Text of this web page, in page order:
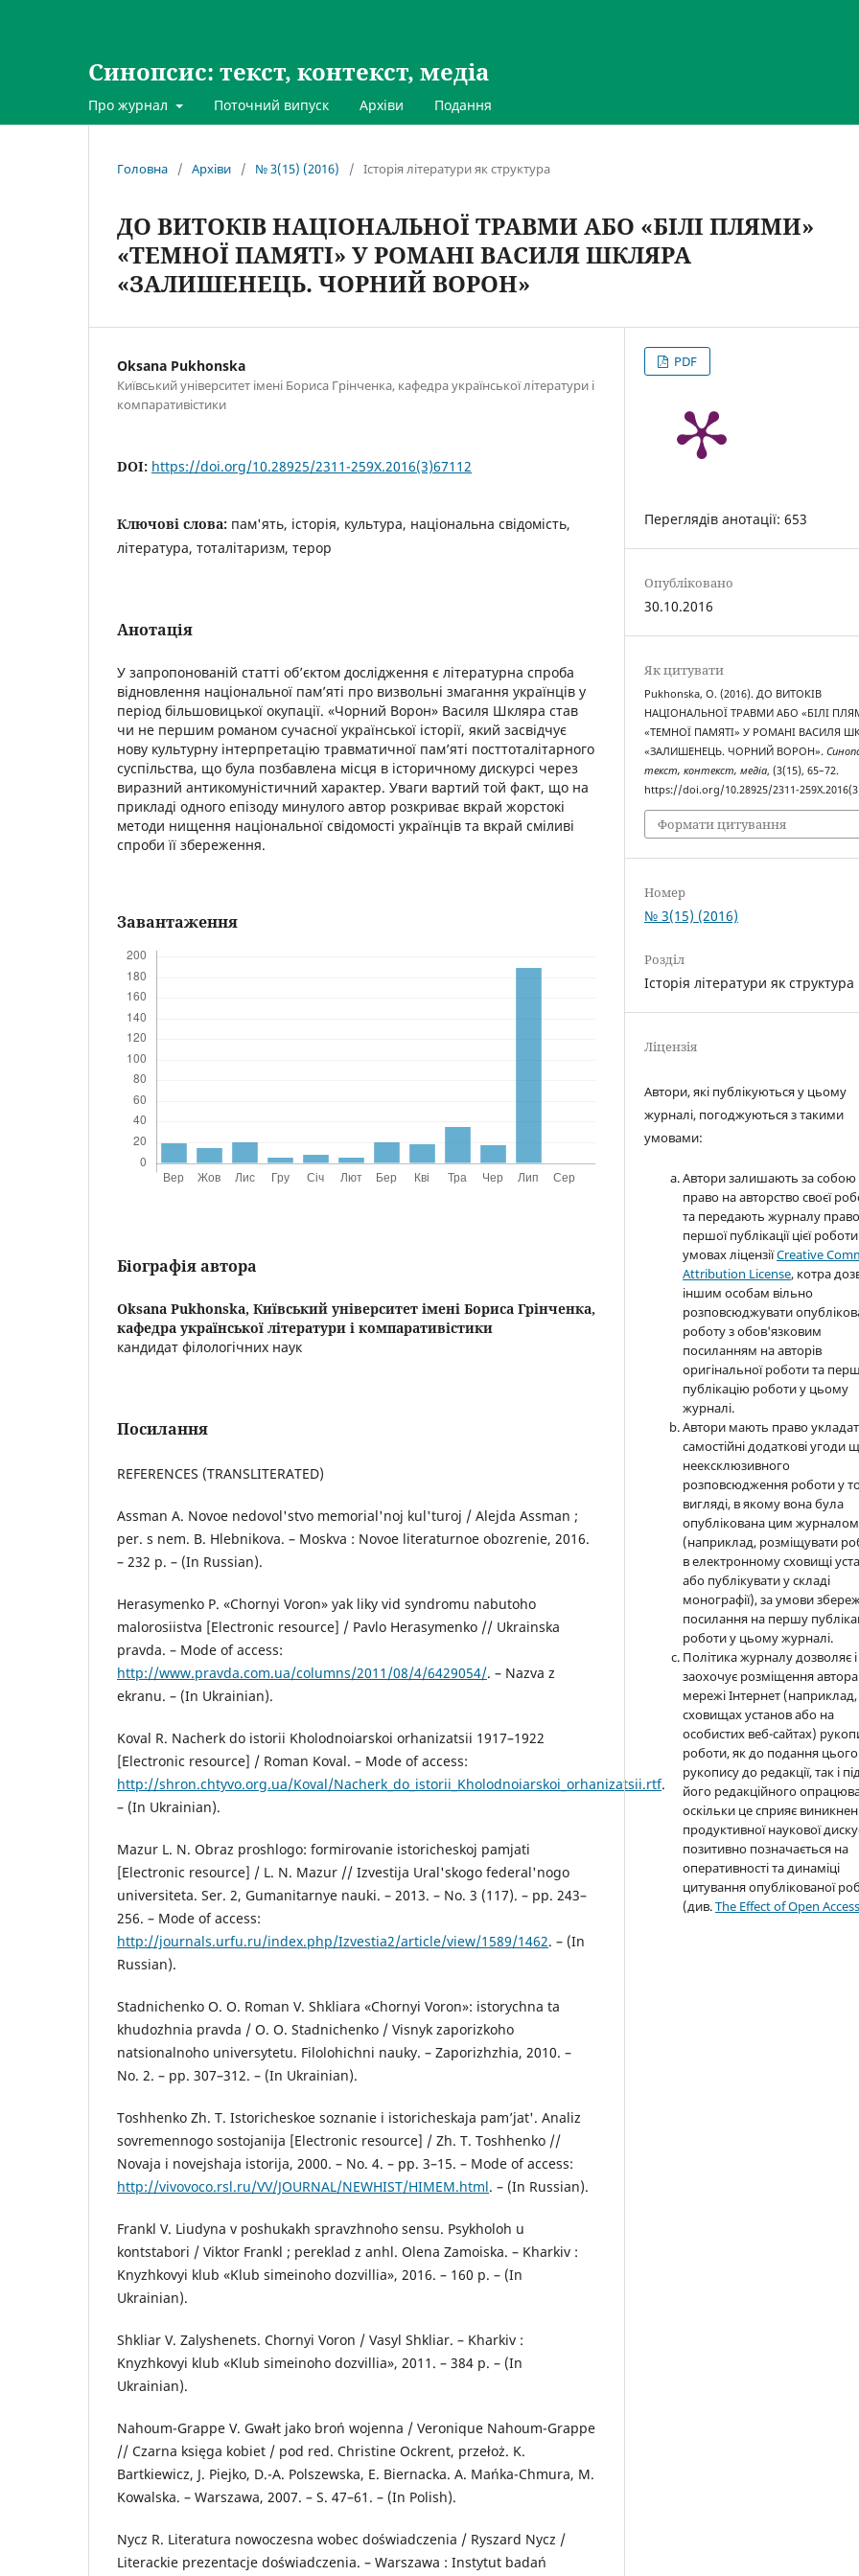
Синопсис: текст, контекст, медіа
Про журнал Поточний випуск Архіви Подання
Головна / Архіви / № 3(15) (2016) / Історія літератури як структура
ДО ВИТОКІВ НАЦІОНАЛЬНОЇ ТРАВМИ АБО «БІЛІ ПЛЯМИ»
«ТЕМНОЇ ПАМЯТІ» У РОМАНІ ВАСИЛЯ ШКЛЯРА
«ЗАЛИШЕНЕЦЬ. ЧОРНИЙ ВОРОН»
Oksana Pukhonska
Київський університет імені Бориса Грінченка, кафедра української літератури і
компаративістики
DOI: https://doi.org/10.28925/2311-259X.2016(3)67112
Ключові слова: пам'ять, історія, культура, національна свідомість,
література, тоталітаризм, терор
Анотація
У запропонованій статті об’єктом дослідження є літературна спроба
відновлення національної пам’яті про визвольні змагання українців у
період більшовицької окупації. «Чорний Ворон» Василя Шкляра став
чи не першим романом сучасної української історії, який засвідчує
нову культурну інтерпретацію травматичної пам’яті посттоталітарного
суспільства, що була позбавлена місця в історичному дискурсі через
виразний антикомуністичний характер. Уваги вартий той факт, що на
прикладі одного епізоду минулого автор розкриває вкрай жорстокі
методи нищення національної свідомості українців та вкрай сміливі
спроби її збереження.
Завантаження
Біографія автора
Oksana Pukhonska, Київський університет імені Бориса Грінченка,
кафедра української літератури і компаративістики
кандидат філологічних наук
Посилання
REFERENCES (TRANSLITERATED)
Assman A. Novoe nedovol'stvo memorial'noj kul'turoj / Alejda Assman ;
per. s nem. B. Hlebnikova. – Moskva : Novoe literaturnoe obozrenie, 2016.
– 232 p. – (In Russian).
Herasymenko P. «Chornyi Voron» yak liky vid syndromu nabutoho
malorosiistva [Electronic resource] / Pavlo Herasymenko // Ukrainska
pravda. – Mode of access:
http://www.pravda.com.ua/columns/2011/08/4/6429054/. – Nazva z
ekranu. – (In Ukrainian).
Koval R. Nacherk do istorii Kholodnoiarskoi orhanizatsii 1917–1922
[Electronic resource] / Roman Koval. – Mode of access:
http://shron.chtyvo.org.ua/Koval/Nacherk_do_istorii_Kholodnoiarskoi_orhanizatsii.rtf.
– (In Ukrainian).
Mazur L. N. Obraz proshlogo: formirovanie istoricheskoj pamjati
[Electronic resource] / L. N. Mazur // Izvestija Ural'skogo federal'nogo
universiteta. Ser. 2, Gumanitarnye nauki. – 2013. – No. 3 (117). – pp. 243–
256. – Mode of access:
http://journals.urfu.ru/index.php/Izvestia2/article/view/1589/1462. – (In
Russian).
Stadnichenko O. O. Roman V. Shkliara «Chornyi Voron»: istorychna ta
khudozhnia pravda / O. O. Stadnichenko / Visnyk zaporizkoho
natsionalnoho universytetu. Filolohichni nauky. – Zaporizhzhia, 2010. –
No. 2. – pp. 307–312. – (In Ukrainian).
Toshhenko Zh. T. Istoricheskoe soznanie i istoricheskaja pam’jat'. Analiz
sovremennogo sostojanija [Electronic resource] / Zh. T. Toshhenko //
Novaja i novejshaja istorija, 2000. – No. 4. – pp. 3–15. – Mode of access:
http://vivovoco.rsl.ru/VV/JOURNAL/NEWHIST/HIMEM.html. – (In Russian).
Frankl V. Liudyna v poshukakh spravzhnoho sensu. Psykholoh u
kontstabori / Viktor Frankl ; pereklad z anhl. Olena Zamoiska. – Kharkiv :
Knyzhkovyi klub «Klub simeinoho dozvillia», 2016. – 160 p. – (In
Ukrainian).
Shkliar V. Zalyshenets. Chornyi Voron / Vasyl Shkliar. – Kharkiv :
Knyzhkovyi klub «Klub simeinoho dozvillia», 2011. – 384 p. – (In
Ukrainian).
Nahoum-Grappe V. Gwałt jako broń wojenna / Veronique Nahoum-Grappe
// Czarna księga kobiet / pod red. Christine Ockrent, przełoż. K.
Bartkiewicz, J. Piejko, D.-A. Polszewska, E. Biernacka. A. Mańka-Chmura, M.
Kowalska. – Warszawa, 2007. – S. 47–61. – (In Polish).
Nycz R. Literatura nowoczesna wobec doświadczenia / Ryszard Nycz /
Literackie prezentacje doświadczenia. – Warszawa : Instytut badań
PDF
Переглядів анотації: 653
Опубліковано
30.10.2016
Як цитувати
Pukhonska, O. (2016). ДО ВИТОКІВ
НАЦІОНАЛЬНОЇ ТРАВМИ АБО «БІЛІ
«ТЕМНОЇ ПАМЯТІ» У РОМАНІ ВАСИЛЯ
«ЗАЛИШЕНЕЦЬ. ЧОРНИЙ ВОРОН».
текст, контекст, медіа, (3(15), 65–72.
https://doi.org/10.28925/2311-
Формати цитування
Номер
№ 3(15) (2016)
Розділ
Історія літератури як структура
Ліцензія
Автори, які публікуються у цьому
журналі, погоджуються з такими
умовами:
Автори залишають за собою
право на авторство своєї
та передають журналу право
першої публікації цієї
умовах ліцензіїCreative
Attribution License, котра
іншим особам вільно
розповсюджувати
роботу з обов'язковим
посиланням на авторів
оригінальної роботи та
публікацію роботи у цьому
журналі.
Автори мають право
самостійні додаткові угоди
неексклюзивного
розповсюдження роботи у
вигляді, в якому вона була
опублікована цим журналом
(наприклад, розміщувати
в електронному сховищі
або публікувати у складі
монографії), за умови
посилання на першу
роботи у цьому журналі.
Політика журналу дозволяє і
заохочує розміщення
мережі Інтернет
сховищах установ або на
особистих веб-сайтах)
роботи, як до подання цього
рукопису до редакції, так і
його редакційного
оскільки це сприяє
продуктивної наукової
позитивно позначається на
оперативності та динаміці
цитування опублікованої
(див.The Effect of Open Access